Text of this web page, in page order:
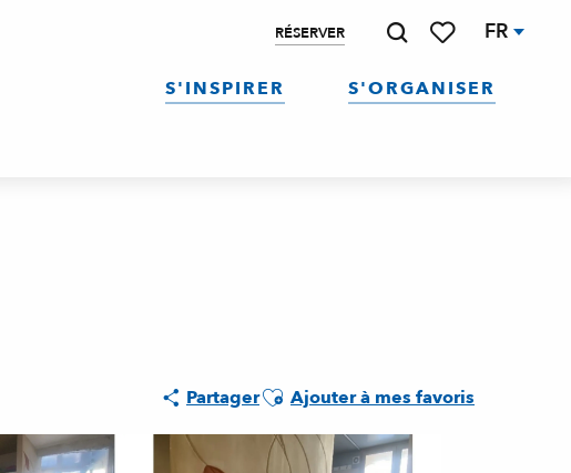
RÉSERVER FR
S'INSPIRER S'ORGANISER
PartagerAjouter aux favoris
Ajouter à mes favoris